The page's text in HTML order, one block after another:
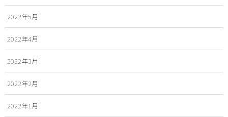
2022年5月
2022年4月
2022年3月
2022年2月
2022年1月